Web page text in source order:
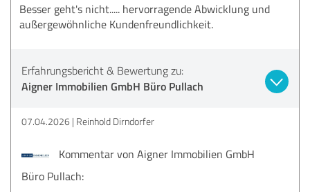
Besser geht's nicht..... hervorragende Abwicklung und
außergewöhnliche Kundenfreundlichkeit.
Erfahrungsbericht & Bewertung zu:
Aigner Immobilien GmbH Büro Pullach
07.04.2026 Reinhold Dirndorfer
Kommentar von Aigner Immobilien GmbH
Büro Pullach: